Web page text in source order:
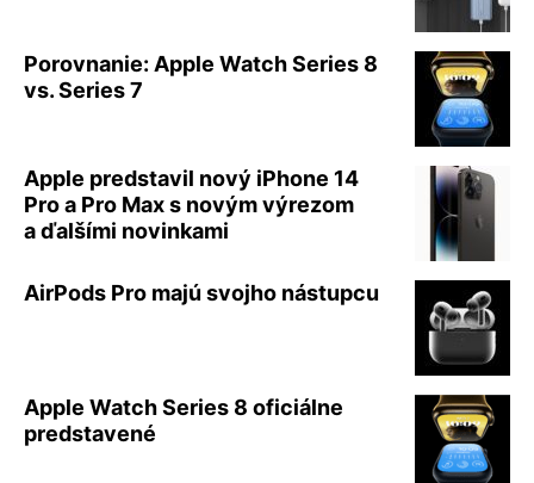
Porovnanie: Apple Watch Series 8
vs. Series 7
Apple predstavil nový iPhone 14
Pro a Pro Max s novým výrezom
a ďalšími novinkami
AirPods Pro majú svojho nástupcu
Apple Watch Series 8 oficiálne
predstavené